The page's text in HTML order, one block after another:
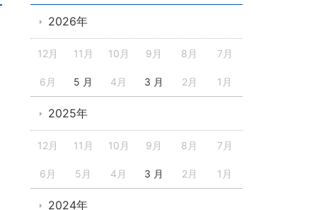
2026年
12月 11月 10月 9月 8月 7月
6月 5 月 4月 3 月 2月 1月
2025年
12月 11月 10月 9月 8月 7月
6月 5月 4月 3 月 2月 1月
2024年